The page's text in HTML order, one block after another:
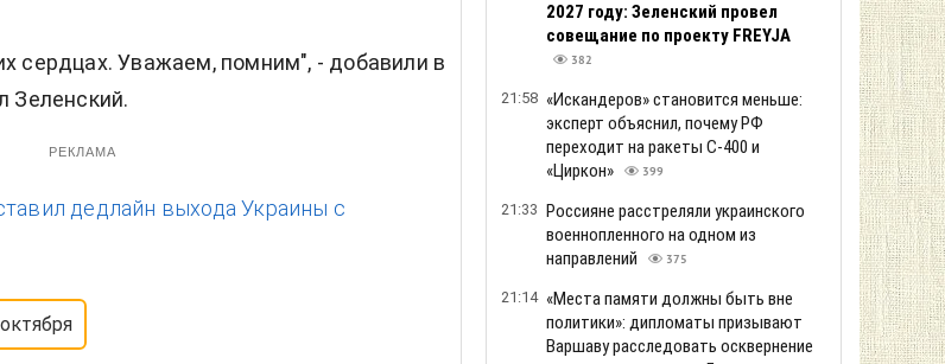
сердцах. Уважаем, помним", - добавили в
Зеленский.
РЕКЛАМА
дедлайн выхода Украины с
2027 году: Зеленский провел
совещание по проекту FREYJA
382
21:58 «Искандеров» становится меньше:
эксперт объяснил, почему РФ
переходит на ракеты С-400 и
«Циркон»
399
21:33 Россияне расстреляли украинского
военнопленного на одном из
направлений
375
21:14 «Места памяти должны быть вне
политики»: дипломаты призывают
Варшаву расследовать осквернение